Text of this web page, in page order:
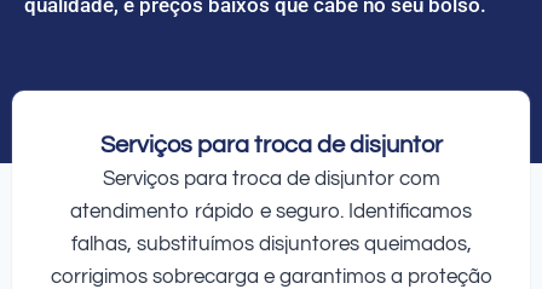
Serviços para troca de disjuntor
Serviços para troca de disjuntor com
atendimento rápido e seguro. Identificamos
falhas, substituímos disjuntores queimados,
corrigimos sobrecarga e garantimos a proteção